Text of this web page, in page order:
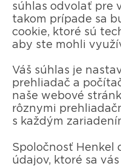
súhlas odvolať pre
takom prípade sa
cookie, ktoré sú
aby ste mohli
Váš súhlas je
prehliadač a
naše webové
rôznymi
s každým
Spoločnosť Henkel
údajov, ktoré sa